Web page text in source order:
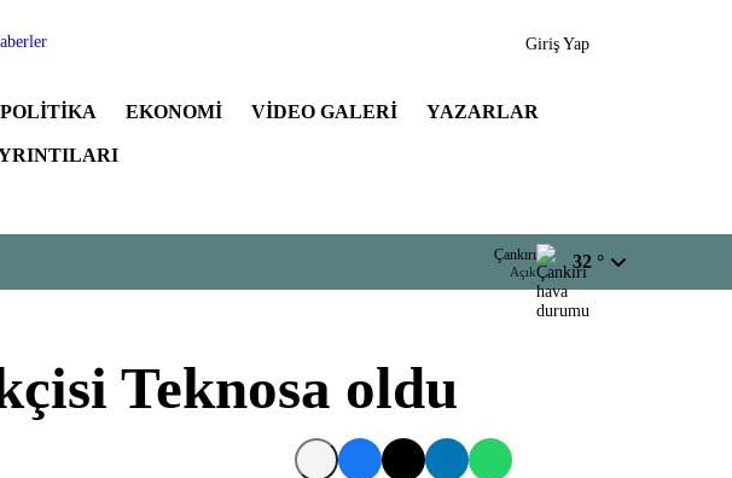
Giriş Yap
POLITIKA EKONOMI VIDEO GALERI YAZARLAR
Çankırı
Açık 32 °
Teknosa oldu